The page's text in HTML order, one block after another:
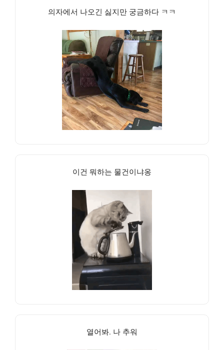
의자에서 나오긴 싫지만 궁금하다 ㅋㅋ
이건 뭐하는 물건이냐옹
열어봐. 나 추워